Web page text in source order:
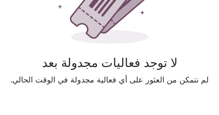
لا توجد فعاليات مجدولة بعد
لم نتمكن من العثور على أي فعالية مجدولة في الوقت الحالي.